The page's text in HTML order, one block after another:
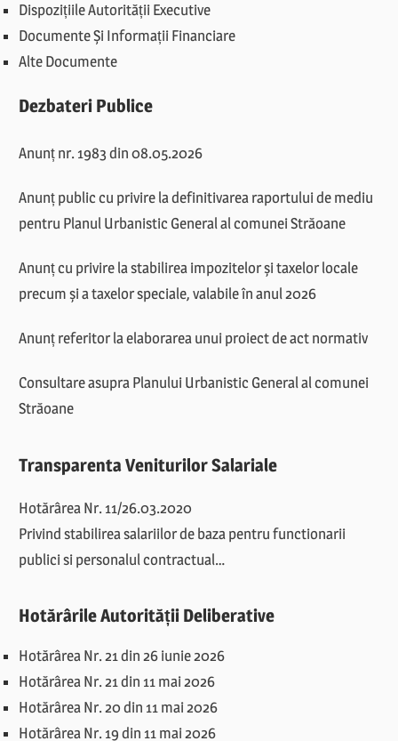
Dispozițiile Autorității Executive
Documente Și Informații Financiare
Alte Documente
Dezbateri Publice
Anunț nr. 1983 din 08.05.2026
Anunț public cu privire la definitivarea raportului de mediu
pentru Planul Urbanistic General al comunei Străoane
Anunț cu privire la stabilirea impozitelor și taxelor locale
precum și a taxelor speciale, valabile în anul 2026
Anunț referitor la elaborarea unui proiect de act normativ
Consultare asupra Planului Urbanistic General al comunei
Străoane
Transparenta Veniturilor Salariale
Hotărârea Nr. 11/26.03.2020
Privind stabilirea salariilor de baza pentru functionarii
publici si personalul contractual…
Hotărârile Autorității Deliberative
Hotărârea Nr. 21 din 26 iunie 2026
Hotărârea Nr. 21 din 11 mai 2026
Hotărârea Nr. 20 din 11 mai 2026
Hotărârea Nr. 19 din 11 mai 2026